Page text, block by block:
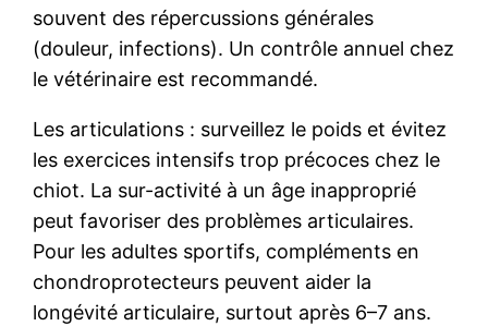
souvent des répercussions générales
(douleur, infections). Un contrôle annuel chez
le vétérinaire est recommandé.
Les articulations : surveillez le poids et évitez
les exercices intensifs trop précoces chez le
chiot. La sur-activité à un âge inapproprié
peut favoriser des problèmes articulaires.
Pour les adultes sportifs, compléments en
chondroprotecteurs peuvent aider la
longévité articulaire, surtout après 6–7 ans.